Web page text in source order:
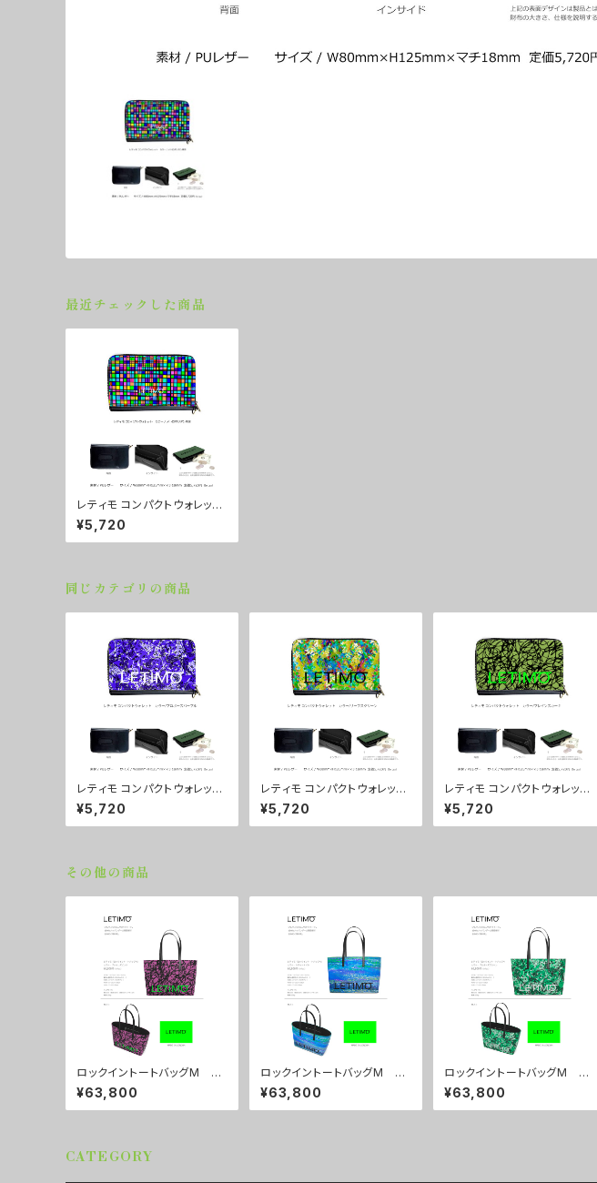
最近チェックした商品
レティモ コンパクトウォレッ
ト カラー/メトロポリタン東
京 ■配送まで２週間
¥5,720
同じカテゴリの商品
レティモ コンパクトウォレッ
ト カラー/プロポーズパープ
ル ■配送まで3週間
¥5,720
レティモ コンパクトウォレッ
ト カラー/リーフスグリー
ン ■配送まで3週間
¥5,720
レティモ コンパクトウォレッ
ト カラー/ブレインズカー
キ ■配送まで3週間
¥5,720
その他の商品
ロックイントートバッグM カ
ラー/ブレインズピンク ■配
送まで約１か月
¥63,800
ロックイントートバッグM カ
ラー/シティーナイト ■配送
まで約１か月
¥63,800
ロックイントートバッグM カ
ラー/プロポーズグリーン ■
配送まで約１か月
¥63,800
CATEGORY